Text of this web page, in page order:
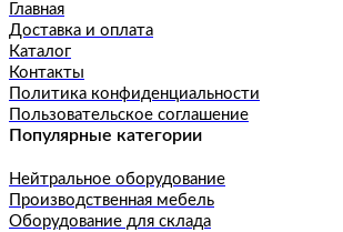
Главная
Доставка и оплата
Каталог
Контакты
Политика конфиденциальности
Пользовательское соглашение
Популярные категории
Нейтральное оборудование
Производственная мебель
Оборудование для склада